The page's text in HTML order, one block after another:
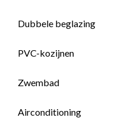
Dubbele beglazing
PVC-kozijnen
Zwembad
Airconditioning